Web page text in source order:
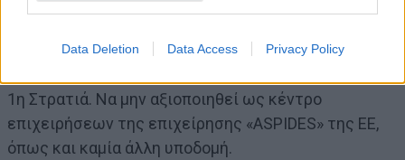
Data Deletion Data Access Privacy Policy
 Να φύγει το Ευρωστρατηγείο (Hellenic European
1η Στρατιά. Να μην αξιοποιηθεί ως κέντρο
επιχειρήσεων της επιχείρησης «ASPIDES» της ΕΕ,
όπως και καμία άλλη υποδομή.